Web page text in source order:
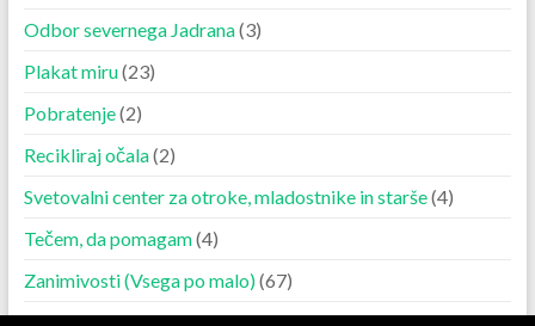
Odbor severnega Jadrana(3)
Plakat miru(23)
Pobratenje(2)
Recikliraj očala(2)
Svetovalni center za otroke, mladostnike in starše(4)
Tečem, da pomagam(4)
Zanimivosti (Vsega po malo)(67)